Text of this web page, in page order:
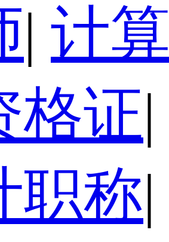
| 计
格证|
职称|